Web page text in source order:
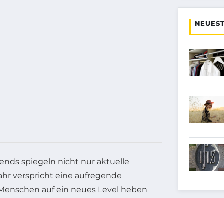
spiegeln nicht nur aktuelle
verspricht eine aufregende
auf ein neues Level heben